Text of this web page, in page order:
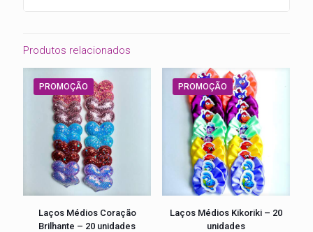
Produtos relacionados
PROMOÇÃO
Laços Médios Coração
Brilhante – 20 unidades
PROMOÇÃO
Laços Médios Kikoriki – 20
unidades